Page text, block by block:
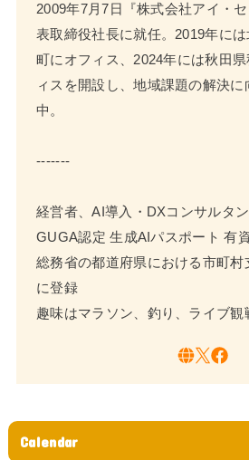
2009年7月7日『株式会社アイ・
表取締役社長に就任。2019年には
町にオフィス、2024年には秋田
ィスを開設し、地域課題の解決
中。
-------
経営者、AI導入・DXコンサルタン
GUGA認定 生成AIパスポート 有
総務省の都道府県における市町
に登録
趣味はマラソン、釣り、ライブ観
Calendar